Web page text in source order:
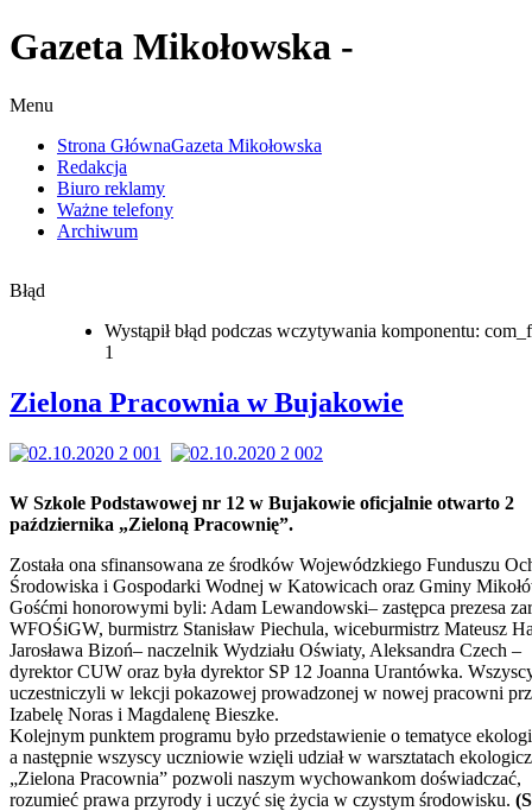
Gazeta Mikołowska -
Menu
Strona GłównaGazeta Mikołowska
Redakcja
Biuro reklamy
Ważne telefony
Archiwum
Błąd
Wystąpił błąd podczas wczytywania komponentu:
1
Zielona Pracownia w Bujakowie
W Szkole Podstawowej nr 12 w Bujakowie oficjalnie otwarto 2
października „Zieloną Pracownię”.
Została ona sfinansowana ze środków Wojewódzkiego Funduszu
Środowiska i Gospodarki Wodnej w Katowicach oraz Gminy
Gośćmi honorowymi byli: Adam Lewandowski– zastępca prezesa
WFOŚiGW, burmistrz Stanisław Piechula, wiceburmistrz Mateusz
Jarosława Bizoń– naczelnik Wydziału Oświaty, Aleksandra Czech –
dyrektor CUW oraz była dyrektor SP 12 Joanna Urantówka.
uczestniczyli w lekcji pokazowej prowadzonej w nowej pracowni
Izabelę Noras i Magdalenę Bieszke.
Kolejnym punktem programu było przedstawienie o tematyce
a następnie wszyscy uczniowie wzięli udział w warsztatach
„Zielona Pracownia” pozwoli naszym wychowankom doświadczać,
rozumieć prawa przyrody i uczyć się życia w czystym środowisku.